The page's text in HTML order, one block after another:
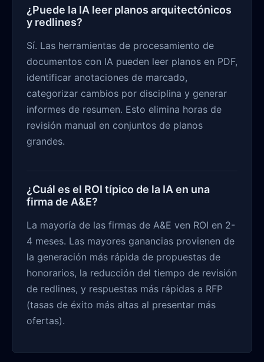
¿Puede la IA leer planos arquitectónicos
y redlines?
Sí. Las herramientas de procesamiento de
documentos con IA pueden leer planos en PDF,
identificar anotaciones de marcado,
categorizar cambios por disciplina y generar
informes de resumen. Esto elimina horas de
revisión manual en conjuntos de planos
grandes.
¿Cuál es el ROI típico de la IA en una
firma de A&E?
La mayoría de las firmas de A&E ven ROI en 2-
4 meses. Las mayores ganancias provienen de
la generación más rápida de propuestas de
honorarios, la reducción del tiempo de revisión
de redlines, y respuestas más rápidas a RFP
(tasas de éxito más altas al presentar más
ofertas).